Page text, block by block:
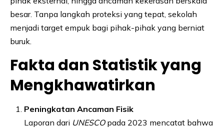
besar. Tanpa langkah proteksi yang tepat, sekolah
menjadi target empuk bagi pihak-pihak yang berniat
buruk.
Fakta dan Statistik yang
Mengkhawatirkan
Peningkatan Ancaman Fisik
Laporan dari UNESCOpada 2023 mencatat bahwa